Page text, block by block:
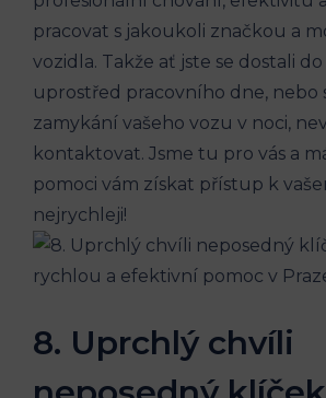
pracovat s jakoukoli ​značkou a
vozidla. ‌Takže ať⁤ jste se dostali
uprostřed pracovního dne, nebo
zamykání vašeho vozu ⁣v noci,
kontaktovat. Jsme tu pro vás a
pomoci vám získat přístup k
nejrychleji!
8. Uprchlý ​chvíli